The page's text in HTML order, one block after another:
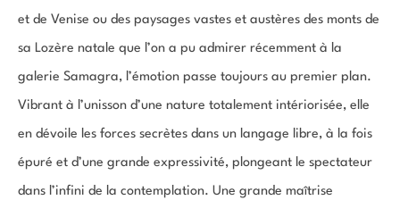
et de Venise ou des paysages vastes et austères des monts de
sa Lozère natale que l’on a pu admirer récemment à la
galerie Samagra, l’émotion passe toujours au premier plan.
Vibrant à l’unisson d’une nature totalement intériorisée, elle
en dévoile les forces secrètes dans un langage libre, à la fois
épuré et d’une grande expressivité, plongeant le spectateur
dans l’infini de la contemplation. Une grande maîtrise